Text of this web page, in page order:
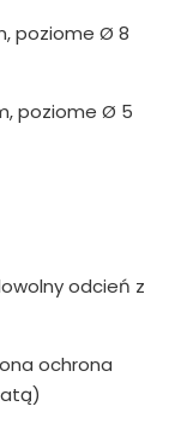
poziome Ø 8
poziome Ø 5
odcień z
ochrona